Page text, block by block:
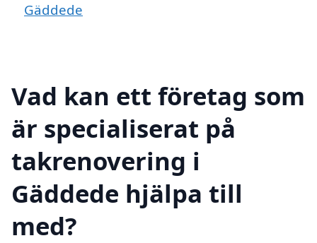
Gäddede
Vad kan ett företag som
är specialiserat på
takrenovering i
Gäddede hjälpa till
med?